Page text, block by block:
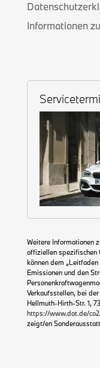
Informationen
Weitere Informationen
offiziellen spezifischen
können dem
Emissionen und den
Verkaufsstellen, bei
Hellmuth-Hirth-Str. 1,
https://www.dat.de/
zeigt/en